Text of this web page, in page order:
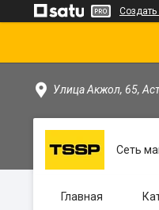
Создать
Улица Акжол, 65,
Сеть
Главная